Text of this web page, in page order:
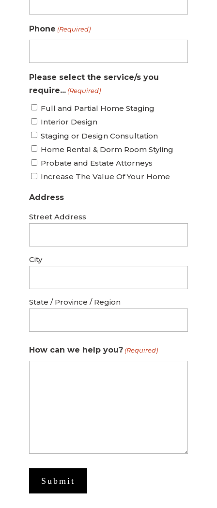
Phone (Required)
Please select the service/s you
require... (Required)
Full and Partial Home Staging
Interior Design
Staging or Design Consultation
Home Rental & Dorm Room Styling
Probate and Estate Attorneys
Increase The Value Of Your Home
Address
Street Address
City
State / Province / Region
How can we help you? (Required)